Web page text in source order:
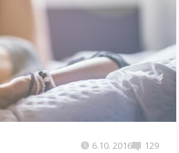
6.10. 2016 129